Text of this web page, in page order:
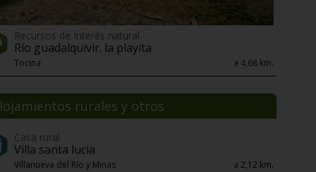
Recursos de Interés natural
Río guadalquivir. la playita
Tocina a 4,68 km.
rurales y otros
Casa rural
Villa santa lucia
Villanueva del Río y Minas a 2,12 km.